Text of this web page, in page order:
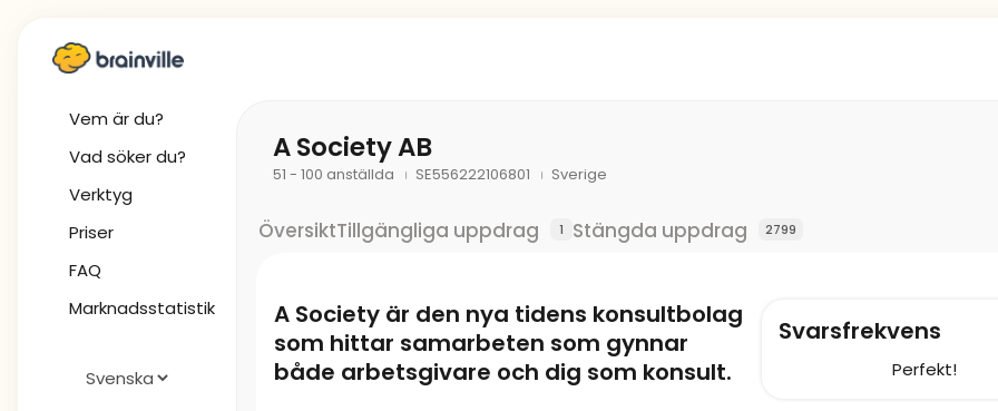
Vem är du?
Vad söker du?
Verktyg
Priser
FAQ
Marknadsstatistik
A Society AB
51 - 100 anställda SE556222106801 Sverige
ÖversiktTillgängliga uppdrag 1 Stängda uppdrag 2799
A Society är den nya tidens konsultbolag
som hittar samarbeten som gynnar
både arbetsgivare och dig som konsult.
Svarsfrekvens
Perfekt!